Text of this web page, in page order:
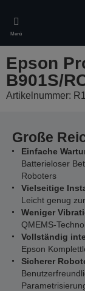
main
content
Menü
Epson
B901S/
Artikelnummer:
Große
Einfache
Batterieloser
Roboters
Vielseitige
Leicht genug
Weniger
QMEMS-
Vollständig
Epson
Sicherer